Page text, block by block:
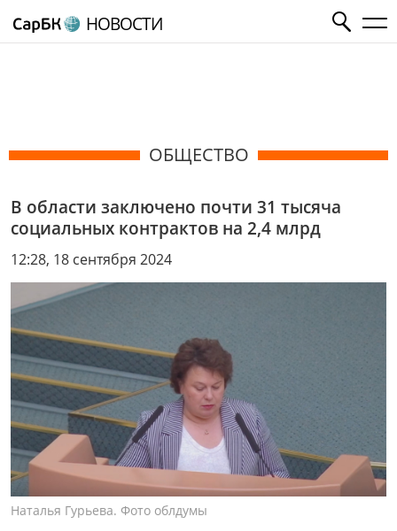
НОВОСТИ
ОБЩЕСТВО
В области заключено почти 31 тысяча
социальных контрактов на 2,4 млрд
12:28, 18 сентября 2024
Наталья Гурьева. Фото облдумы